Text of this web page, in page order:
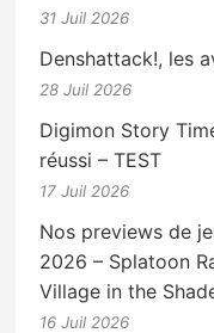
31 Juil 2026
Denshattack!, les
28 Juil 2026
Digimon Story
réussi – TEST
17 Juil 2026
Nos previews de
2026 – Splatoon
Village in the
16 Juil 2026